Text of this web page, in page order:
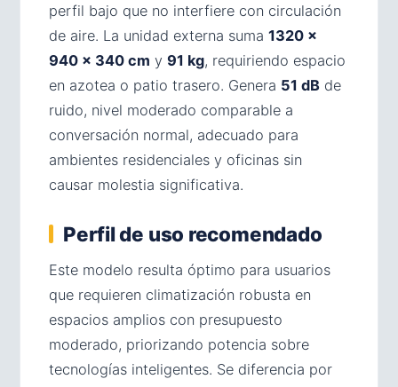
perfil bajo que no interfiere con circulación
de aire. La unidad externa suma 1320 ×
940 × 340 cm y 91 kg, requiriendo espacio
en azotea o patio trasero. Genera 51 dB de
ruido, nivel moderado comparable a
conversación normal, adecuado para
ambientes residenciales y oficinas sin
causar molestia significativa.
Perfil de uso recomendado
Este modelo resulta óptimo para usuarios
que requieren climatización robusta en
espacios amplios con presupuesto
moderado, priorizando potencia sobre
tecnologías inteligentes. Se diferencia por